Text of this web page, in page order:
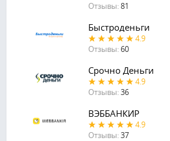
Отзывы:81
Быстроденьги
4.9
Отзывы:60
Срочно Деньги
4.9
Отзывы:36
ВЭББАНКИР
4.9
Отзывы:37